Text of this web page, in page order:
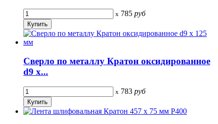
x 785 руб
Сверло по металлу Кратон оксидированное
d9 х...
x 783 руб